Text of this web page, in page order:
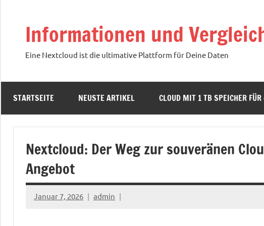
Informationen und
Eine Nextcloud ist die ultimative Plattform für Deine Daten
STARTSEITE NEUSTE ARTIKEL CLOUD MIT 1 TB SPEICHER
Nextcloud: Der Weg zur souveränen
Angebot
Januar 7, 2026 admin